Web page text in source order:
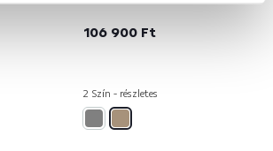
106 900 Ft
2 Szín - részletes